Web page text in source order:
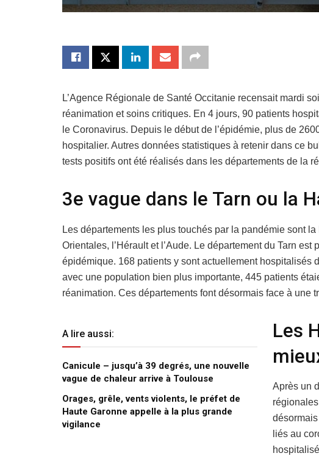
L’Agence Régionale de Santé Occitanie recensait mardi
réanimation et soins critiques. En 4 jours, 90 patients
le Coronavirus. Depuis le début de l’épidémie, plus de
hospitalier. Autres données statistiques à retenir dans ce
tests positifs ont été réalisés dans les départements de la
3e vague dans le Tarn ou la
Les départements les plus touchés par la pandémie sont
Orientales, l’Hérault et l’Aude. Le département du Tarn
épidémique. 168 patients y sont actuellement hospitalisés
avec une population bien plus importante, 445 patients
réanimation. Ces départements font désormais face à une
A lire aussi:
Canicule – jusqu’à 39 degrés, une nouvelle
vague de chaleur arrive à Toulouse
Orages, grêle, vents violents, le préfet de
Haute Garonne appelle à la plus grande
vigilance
Les
Après un
liés au